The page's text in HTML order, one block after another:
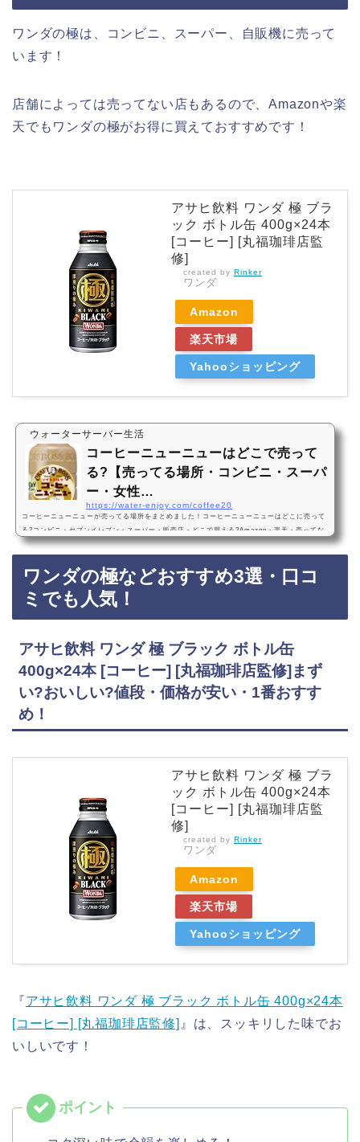
ワンダの極は、コンビニ、スーパー、自販機に売って
います！
店舗によっては売ってない店もあるので、Amazonや楽
天でもワンダの極がお得に買えておすすめです！
アサヒ飲料 ワンダ 極 ブラ
ック ボトル缶 400g×24本
[コーヒー] [丸福珈琲店監
修]
created by Rinker
ワンダ
Amazon
楽天市場
Yahooショッピング
ウォーターサーバー生活
コーヒーニューニューはどこで売って
る?【売ってる場所・コンビニ・スーパ
ー・女性…
https://water-enjoy.com/coffee20
コーヒーニューニューが売ってる場所をまとめました！コーヒーニューニューはどこに売って
る?コンビニ・セブンイレブン・スーパー・販売店・どこで買える?Amazon・楽天・売ってな
い?コーヒーニューニューは、セブンイレブンなどのコンビニやスーパーに売っています！店
えておすすめです！コーヒーニューニューのおすすめ3選・口コミでも人気サントリー クラフ
トボス コーヒーニューニュー ソイ＆ミルク 300ml×24本・まずい?おいしい?値段、価格が…
ワンダの極などおすすめ3選・口コ
ミでも人気！
アサヒ飲料 ワンダ 極 ブラック ボトル缶
400g×24本 [コーヒー] [丸福珈琲店監修]まず
い?おいしい?値段・価格が安い・1番おすす
め！
アサヒ飲料 ワンダ 極 ブラ
ック ボトル缶 400g×24本
[コーヒー] [丸福珈琲店監
修]
created by Rinker
ワンダ
Amazon
楽天市場
Yahooショッピング
『アサヒ飲料 ワンダ 極 ブラック ボトル缶 400g×24本
[コーヒー] [丸福珈琲店監修] 』は、スッキリした味でお
いしいです！